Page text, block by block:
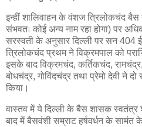
इन्हीं शालिवाहन के वंशज त्रिलोकचंद
संभवतः कोई अन्य नाम रहा होगा) पर
सरस्वती के अनुसार दिल्ली पर सन 404
त्रिलोकचंद प्रथम ने विक्रमपाल को
इसके बाद विक्रमचंद, कर्तिकचंद,
बोधचंद्र, गोविंदचंद्र तथा प्रेमो देवी ने
किया।
वास्तव में ये दिल्ली के बैस शासक
बाद में बैसवंशी सम्राट हर्षवर्धन के